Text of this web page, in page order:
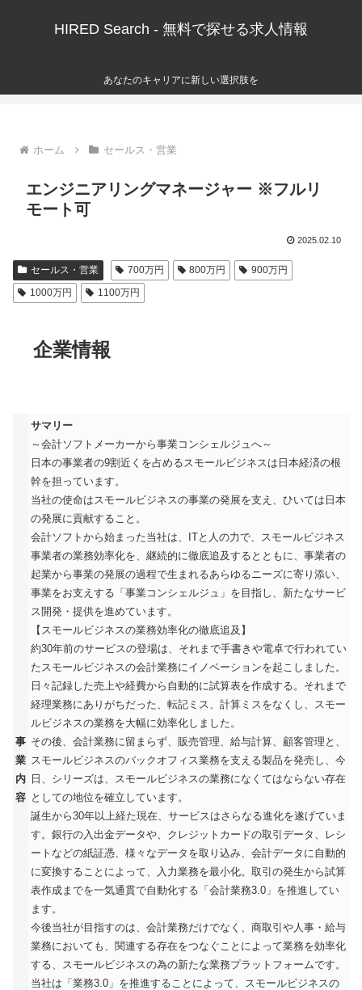
HIRED Search - 無料で探せる求人情報
あなたのキャリアに新しい選択肢を
ホーム セールス・営業
エンジニアリングマネージャー ※フルリ
モート可
2025.02.10
セールス・営業 700万円 800万円
900万円
1000万円
1100万円
企業情報
事
業
内
容
サマリー
～会計ソフトメーカーから事業コンシェルジュへ～
日本の事業者の9割近くを占めるスモールビジネスは日本経済の根
幹を担っています。
当社の使命はスモールビジネスの事業の発展を支え、ひいては日本
の発展に貢献すること。
会計ソフトから始まった当社は、ITと人の力で、スモールビジネス
事業者の業務効率化を、継続的に徹底追及するとともに、事業者の
起業から事業の発展の過程で生まれるあらゆるニーズに寄り添い、
事業をお支えする「事業コンシェルジュ」を目指し、新たなサービ
ス開発・提供を進めています。
【スモールビジネスの業務効率化の徹底追及】
約30年前のサービスの登場は、それまで手書きや電卓で行われてい
たスモールビジネスの会計業務にイノベーションを起こしました。
日々記録した売上や経費から自動的に試算表を作成する。それまで
経理業務にありがちだった、転記ミス、計算ミスをなくし、スモー
ルビジネスの業務を大幅に効率化しました。
その後、会計業務に留まらず、販売管理、給与計算、顧客管理と、
スモールビジネスのバックオフィス業務を支える製品を発売し、今
日、シリーズは、スモールビジネスの業務になくてはならない存在
としての地位を確立しています。
誕生から30年以上経た現在、サービスはさらなる進化を遂げていま
す。銀行の入出金データや、クレジットカードの取引データ、レシ
ートなどの紙証憑、様々なデータを取り込み、会計データに自動的
に変換することによって、入力業務を最小化。取引の発生から試算
表作成までを一気通貫で自動化する「会計業務3.0」を推進してい
ます。
今後当社が目指すのは、会計業務だけでなく、商取引や人事・給与
業務においても、関連する存在をつなぐことによって業務を効率化
する、スモールビジネスの為の新たな業務プラットフォームです。
当社は「業務3.0」を推進することによって、スモールビジネスの